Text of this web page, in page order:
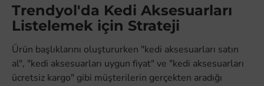
Trendyol'da Kedi Aksesuarları
Listelemek için Strateji
Ürün başlıklarını oluştururken "kedi aksesuarları satın
al", "kedi aksesuarları uygun fiyat" ve "kedi aksesuarları
ücretsiz kargo" gibi müşterilerin gerçekten aradığı